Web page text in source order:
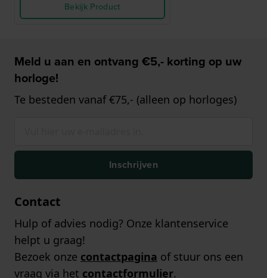
Bekijk Product
Meld u aan en ontvang €5,- korting op uw
horloge!
Te besteden vanaf €75,- (alleen op horloges)
Inschrijven
Contact
Hulp of advies nodig? Onze klantenservice
helpt u graag!
Bezoek onze contactpagina of stuur ons een
vraag via het contactformulier.